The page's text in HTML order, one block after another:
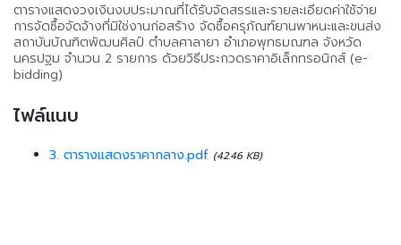
ตารางแสดงวงเงินงบประมาณที่ได้รับจัดสรรและรายละเอียดค่าใช้จ่าย
การจัดซื้อจัดจ้างที่มิใช่งานก่อสร้าง จัดซื้อครุภัณฑ์ยานพาหนะและขนส่ง
สถาบันบัณฑิตพัฒนศิลป์ ตำบลศาลายา อำเภอพุทธมณฑล จังหวัด
นครปฐม จำนวน 2 รายการ ด้วยวิธีประกวดราคาอิเล็กทรอนิกส์ (e-
bidding)
ไฟล์แนบ
3. ตารางแสดงราคากลาง.pdf (42.46 KB)